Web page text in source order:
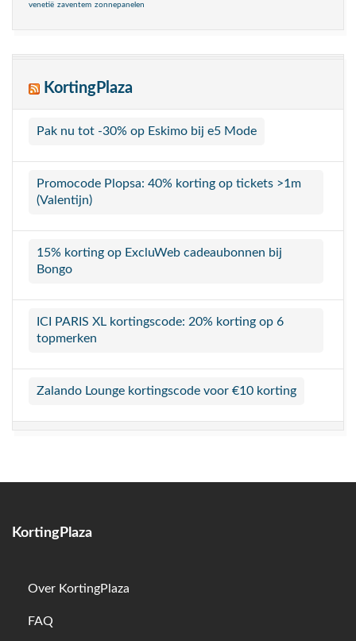
venetië zaventem zonnepanelen
KortingPlaza
Pak nu tot -30% op Eskimo bij e5 Mode
Promocode Plopsa: 40% korting op tickets >1m
(Valentijn)
15% korting op ExcluWeb cadeaubonnen bij
Bongo
ICI PARIS XL kortingscode: 20% korting op 6
topmerken
Zalando Lounge kortingscode voor €10 korting
KortingPlaza
Over KortingPlaza
FAQ